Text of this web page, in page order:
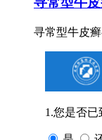
寻常型牛皮
1.您是否已